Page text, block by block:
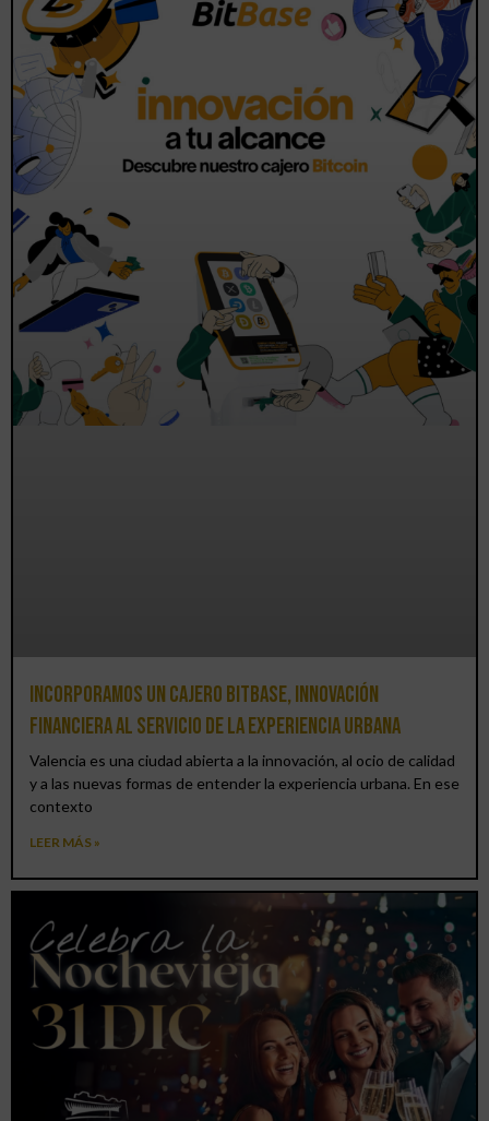
Incorporamos un cajero BitBase, innovación
financiera al servicio de la experiencia urbana
Valencia es una ciudad abierta a la innovación, al ocio de calidad
y a las nuevas formas de entender la experiencia urbana. En ese
contexto
LEER MÁS »